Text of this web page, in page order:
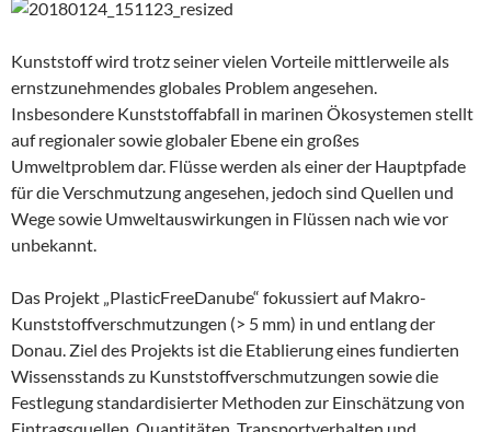
Kunststoff wird trotz seiner vielen Vorteile mittlerweile als
ernstzunehmendes globales Problem angesehen.
Insbesondere Kunststoffabfall in marinen Ökosystemen stellt
auf regionaler sowie globaler Ebene ein großes
Umweltproblem dar. Flüsse werden als einer der Hauptpfade
für die Verschmutzung angesehen, jedoch sind Quellen und
Wege sowie Umweltauswirkungen in Flüssen nach wie vor
unbekannt.
Das Projekt „PlasticFreeDanube“ fokussiert auf Makro-
Kunststoffverschmutzungen (> 5 mm) in und entlang der
Donau. Ziel des Projekts ist die Etablierung eines fundierten
Wissensstands zu Kunststoffverschmutzungen sowie die
Festlegung standardisierter Methoden zur Einschätzung von